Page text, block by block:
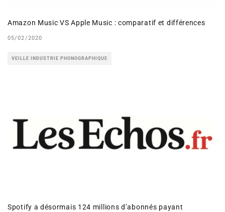
Amazon Music VS Apple Music : comparatif et différences
05/02/2020
VEILLE INDUSTRIE PHONOGRAPHIQUE
Spotify a désormais 124 millions d’abonnés payant